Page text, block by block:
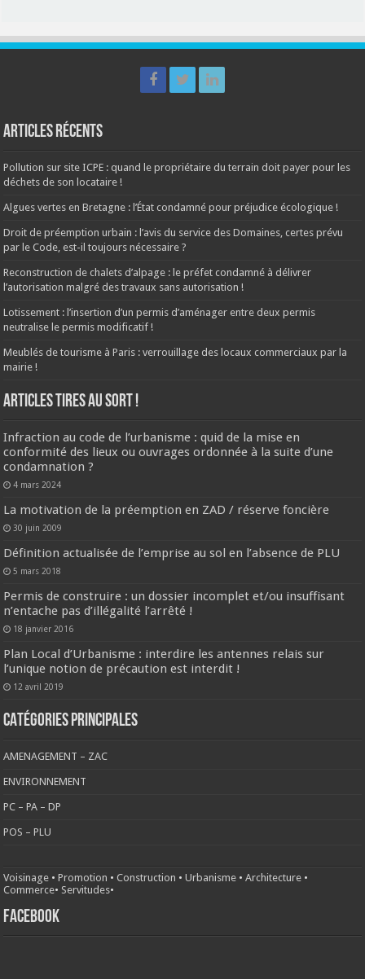
Articles récents
Pollution sur site ICPE : quand le propriétaire du terrain doit payer pour les
déchets de son locataire !
Algues vertes en Bretagne : l’État condamné pour préjudice écologique !
Droit de préemption urbain : l’avis du service des Domaines, certes prévu
par le Code, est-il toujours nécessaire ?
Reconstruction de chalets d’alpage : le préfet condamné à délivrer
l’autorisation malgré des travaux sans autorisation !
Lotissement : l’insertion d’un permis d’aménager entre deux permis
neutralise le permis modificatif !
Meublés de tourisme à Paris : verrouillage des locaux commerciaux par la
mairie !
ARTICLES TIRES AU SORT !
Infraction au code de l’urbanisme : quid de la mise en
conformité des lieux ou ouvrages ordonnée à la suite d’une
condamnation ?
4 mars 2024
La motivation de la préemption en ZAD / réserve foncière
30 juin 2009
Définition actualisée de l’emprise au sol en l’absence de PLU
5 mars 2018
Permis de construire : un dossier incomplet et/ou insuffisant
n’entache pas d’illégalité l’arrêté !
18 janvier 2016
Plan Local d’Urbanisme : interdire les antennes relais sur
l’unique notion de précaution est interdit !
12 avril 2019
CATÉGORIES PRINCIPALES
AMENAGEMENT – ZAC
ENVIRONNEMENT
PC – PA – DP
POS – PLU
Voisinage •Promotion •Construction •Urbanisme •Architecture •
Commerce• Servitudes•
FACEBOOK